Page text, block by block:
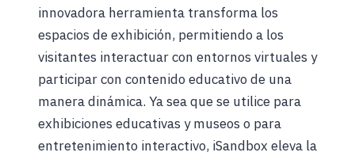
innovadora herramienta transforma los
espacios de exhibición, permitiendo a los
visitantes interactuar con entornos virtuales y
participar con contenido educativo de una
manera dinámica. Ya sea que se utilice para
exhibiciones educativas y museos o para
entretenimiento interactivo, iSandbox eleva la